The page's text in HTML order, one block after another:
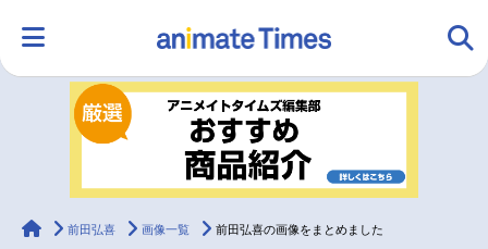
ランキング アニメ
ラジオ みんなの声
animateTimes
前田弘喜 画像一覧 前田弘喜の画像をまとめました